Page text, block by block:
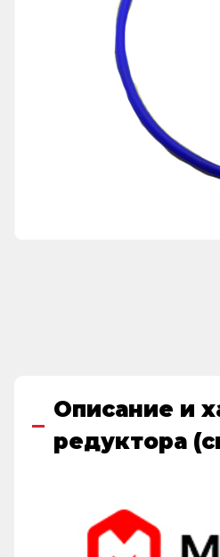
Описание и
редуктора